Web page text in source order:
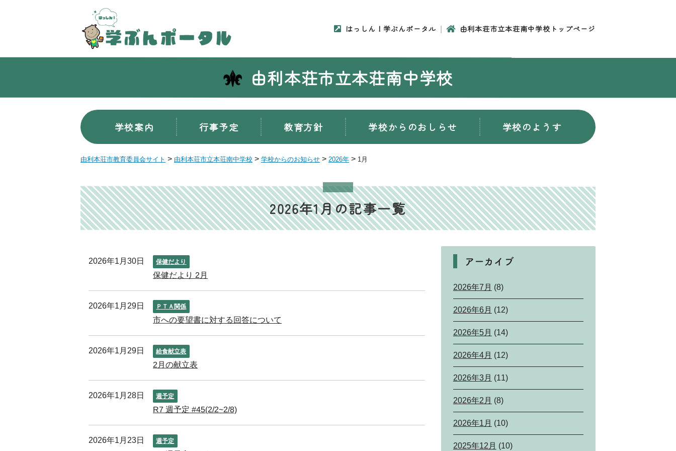
はっしん！学ぶんポータル 由利本荘市立本荘南中学校トップページ
由利本荘市立本荘南中学校
学校案内 行事予定 教育方針 学校からのおしらせ 学校のようす
由利本荘市教育委員会サイト > 由利本荘市立本荘南中学校 > 学校からのお知らせ > 2026年 > 1月
2026年1月の記事一覧
2026年1月30日 保健だより
保健だより 2月
2026年1月29日 ＰＴＡ関係
市への要望書に対する回答について
2026年1月29日 給食献立表
2月の献立表
2026年1月28日 週予定
R7 週予定 #45(2/2~2/8)
2026年1月23日 週予定
アーカイブ
2026年7月 (8)
2026年6月 (12)
2026年5月 (14)
2026年4月 (12)
2026年3月 (11)
2026年2月 (8)
2026年1月 (10)
2025年12月 (10)